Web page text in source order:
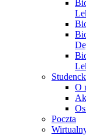
O
Poczta